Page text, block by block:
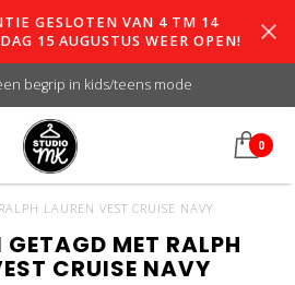
GESLOTEN VAN 4 TM 14
15 AUGUSTUS WEER OPEN!
begrip in kids/teens mode
0
RALPH LAUREN VEST CRUISE NAVY
GETAGD MET RALPH
CRUISE NAVY